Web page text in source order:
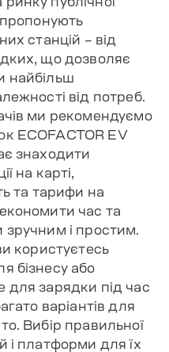
станцій – від
що дозволяє
найбільш
від потреб.
ми рекомендуємо
ECOFACTOR EV
знаходити
на карті,
та тарифи на
час та
зручним і простим.
користуєтесь
бізнесу або
для зарядки під час
варіантів для
Вибір правильної
і платформи для їх